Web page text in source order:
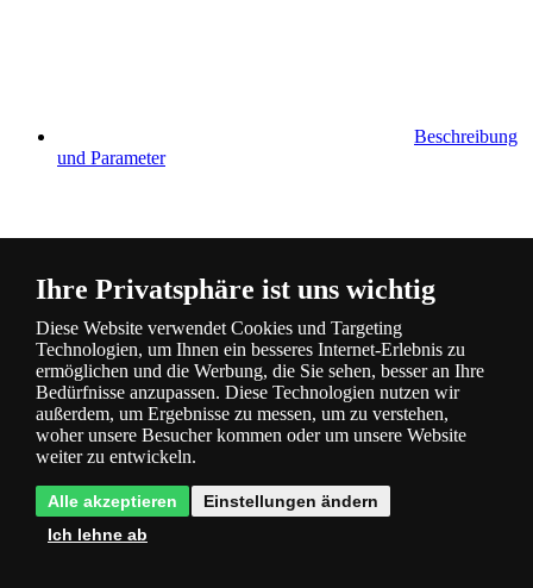
Beschreibung
und Parameter
Fragen
Ihre Privatsphäre ist uns wichtig
Diese Website verwendet Cookies und Targeting
Technologien, um Ihnen ein besseres Internet-Erlebnis zu
ermöglichen und die Werbung, die Sie sehen, besser an Ihre
Bedürfnisse anzupassen. Diese Technologien nutzen wir
außerdem, um Ergebnisse zu messen, um zu verstehen,
woher unsere Besucher kommen oder um unsere Website
weiter zu entwickeln.
Alle akzeptieren
Einstellungen ändern
Ich lehne ab